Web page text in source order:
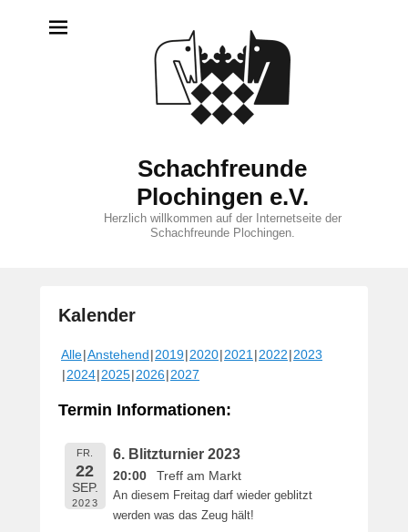
Schachfreunde
Plochingen e.V.
Herzlich willkommen auf der Internetseite der
Schachfreunde Plochingen.
Kalender
e
ö
Alle Anstehend 2019 2020 2021 2022 2023
2024 2025 2026 2027
Termin Informationen:
FR.
22
SEP.
2023
6. Blitzturnier 2023
20:00 Treff am Markt
An diesem Freitag darf wieder geblitzt
werden was das Zeug hält!